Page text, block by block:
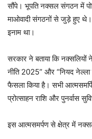
सौंपे। भूपति नक्सल संगठन में
माओवादी संगठनों से जुड़े हुए
इनाम था।
सरकार ने बताया कि नक्सलियों
नीति 2025” और “नियद
फैसला किया है। सभी
प्रोत्साहन राशि और पुनर्वास
इस आत्मसमर्पण से क्षेत्र में